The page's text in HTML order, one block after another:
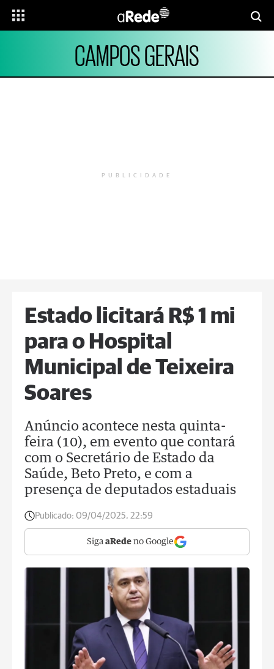
CAMPOS GERAIS
PUBLICIDADE
Estado licitará R$ 1 mi
para o Hospital
Municipal de Teixeira
Soares
Anúncio acontece nesta quinta-
feira (10), em evento que contará
com o Secretário de Estado da
Saúde, Beto Preto, e com a
presença de deputados estaduais
Publicado: 09/04/2025, 22:59
Siga aRede no Google